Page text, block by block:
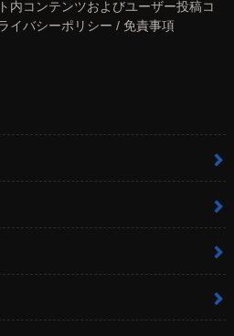
内コンテンツおよびユーザー投稿コ
イバシーポリシー / 免責事項